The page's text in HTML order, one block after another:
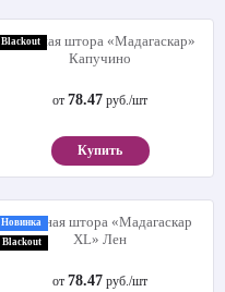
Blackout
Рулонная штора «Мадагаскар»
Капучино
от 78.47 руб./шт
Купить
Новинка
Blackout
Рулонная штора «Мадагаскар
XL» Лен
от 78.47 руб./шт